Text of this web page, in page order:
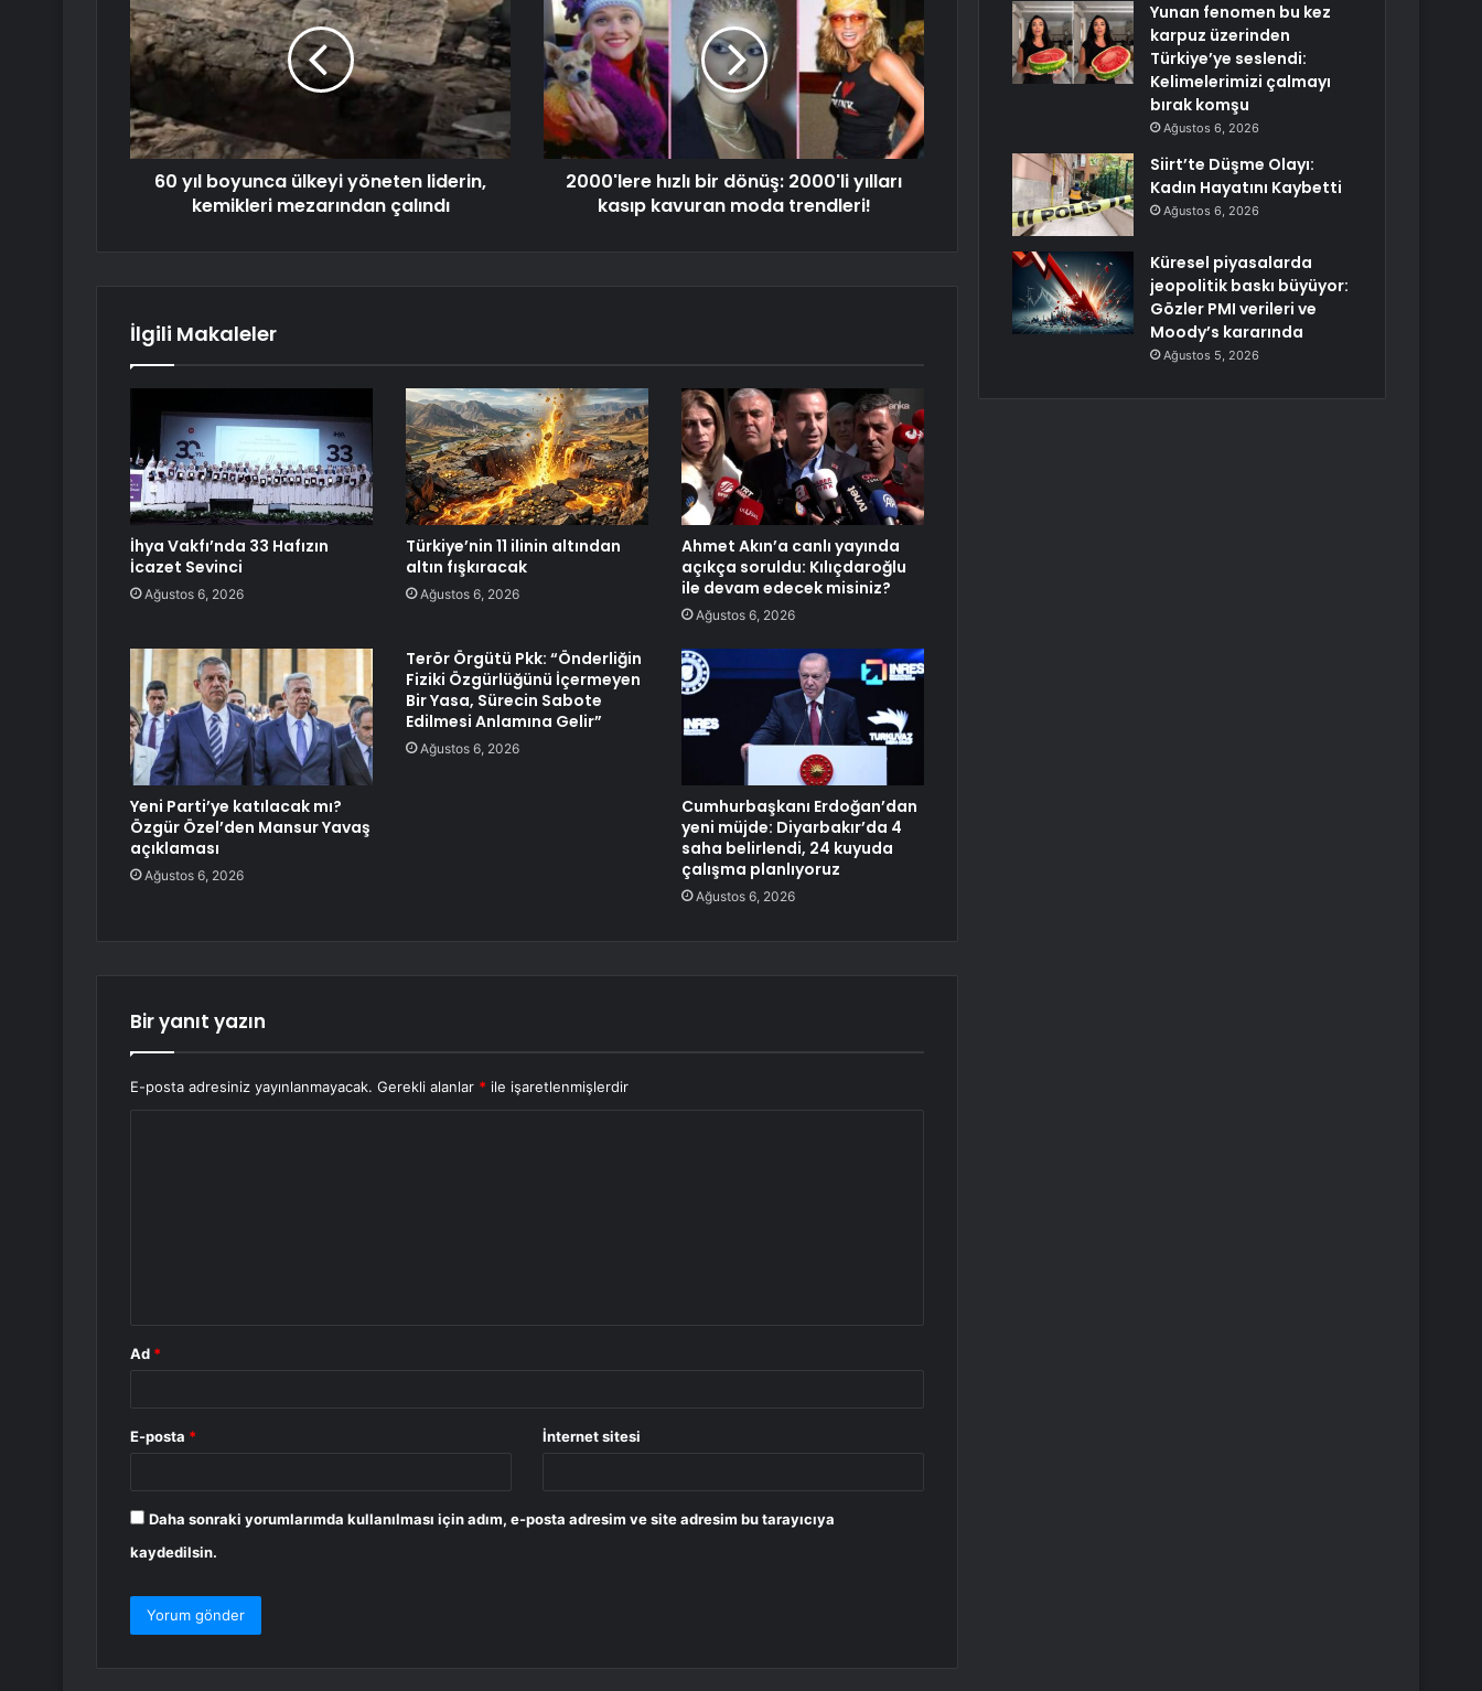
60 yıl boyunca ülkeyi yöneten liderin,
kemikleri mezarından çalındı
2000'lere hızlı bir dönüş: 2000'li yılları
kasıp kavuran moda trendleri!
İlgili Makaleler
İhya Vakfı’nda 33 Hafızın
İcazet Sevinci
Ağustos 6, 2026
Türkiye’nin 11 ilinin altından
altın fışkıracak
Ağustos 6, 2026
Ahmet Akın’a canlı yayında
açıkça soruldu: Kılıçdaroğlu
ile devam edecek misiniz?
Ağustos 6, 2026
Yeni Parti’ye katılacak mı?
Özgür Özel’den Mansur Yavaş
açıklaması
Ağustos 6, 2026
Terör Örgütü Pkk: “Önderliğin
Fiziki Özgürlüğünü İçermeyen
Bir Yasa, Sürecin Sabote
Edilmesi Anlamına Gelir”
Ağustos 6, 2026
Cumhurbaşkanı Erdoğan’dan
yeni müjde: Diyarbakır’da 4
saha belirlendi, 24 kuyuda
çalışma planlıyoruz
Ağustos 6, 2026
Bir yanıt yazın
E-posta adresiniz yayınlanmayacak. Gerekli alanlar * ile işaretlenmişlerdir
Ad *
E-posta * İnternet sitesi
Daha sonraki yorumlarımda kullanılması için adım, e-posta adresim ve site adresim bu tarayıcıya
kaydedilsin.
Yunan fenomen bu kez
karpuz üzerinden
Türkiye’ye seslendi:
Kelimelerimizi çalmayı
bırak komşu
Ağustos 6, 2026
Siirt’te Düşme Olayı:
Kadın Hayatını Kaybetti
Ağustos 6, 2026
Küresel piyasalarda
jeopolitik baskı büyüyor:
Gözler PMI verileri ve
Moody’s kararında
Ağustos 5, 2026